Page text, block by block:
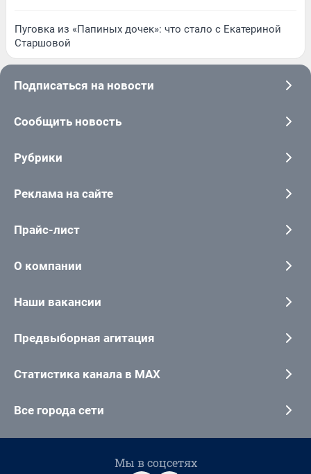
Пуговка из «Папиных дочек»: что стало с Екатериной
Старшовой
Подписаться на новости
Сообщить новость
Рубрики
Реклама на сайте
Прайс-лист
О компании
Наши вакансии
Предвыборная агитация
Статистика канала в MAX
Все города сети
Мы в соцсетях